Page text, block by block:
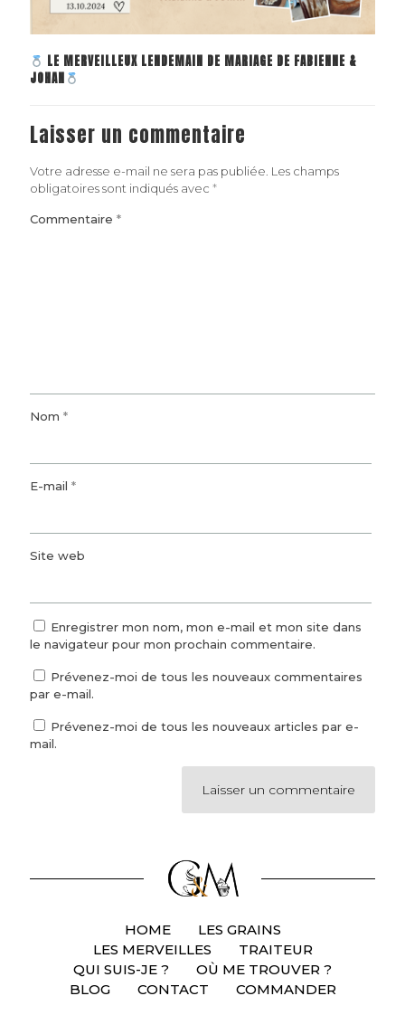
LE MERVEILLEUX LENDEMAIN DE MARIAGE DE FABIENNE &
JOHAN
Laisser un commentaire
Votre adresse e-mail ne sera pas publiée. Les champs
obligatoires sont indiqués avec *
Commentaire *
Nom *
E-mail *
Site web
Enregistrer mon nom, mon e-mail et mon site dans
le navigateur pour mon prochain commentaire.
Prévenez-moi de tous les nouveaux commentaires
par e-mail.
Prévenez-moi de tous les nouveaux articles par e-
mail.
HOME
LES GRAINS
LES MERVEILLES
TRAITEUR
QUI SUIS-JE ?
OÙ ME TROUVER ?
BLOG
CONTACT COMMANDER